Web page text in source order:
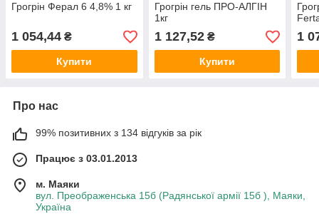
Грогрін Ферал 6 4,8% 1 кг
1 054,44 ₴
Купити
Грогрін гель ПРО-АЛГІН
1кг
1 127,52₴
Купити
1
Про нас
99% позитивних з 134 відгуків за рік
Працює з 03.01.2013
м. Маяки
вул. Преображенська 15б (Радянської армії 15б ), Маяки,
Україна